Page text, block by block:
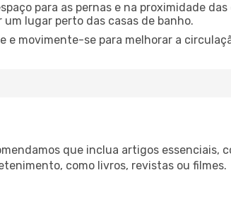
para as pernas e na proximidade
lugar perto das casas de banho.
e movimente-se para melhorar a
que inclua artigos essenciais,
como livros, revistas ou filmes.